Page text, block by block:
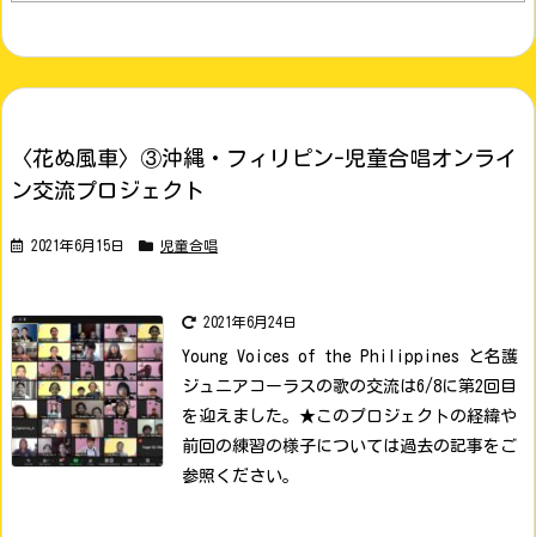
〈花ぬ風車〉③沖縄・フィリピン-児童合唱オンライ
ン交流プロジェクト
2021年6月15日 児童合唱
2021年6月24日
Young Voices of the Philippines と名護
ジュニアコーラスの歌の交流は6/8に第2回目
を迎えました。 ★このプロジェクトの経緯や
前回の練習の様子については過去の記事をご
参照ください。